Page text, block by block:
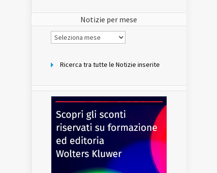
Notizie per mese
Notizie
per
Ricerca tra tutte le Notizie inserite